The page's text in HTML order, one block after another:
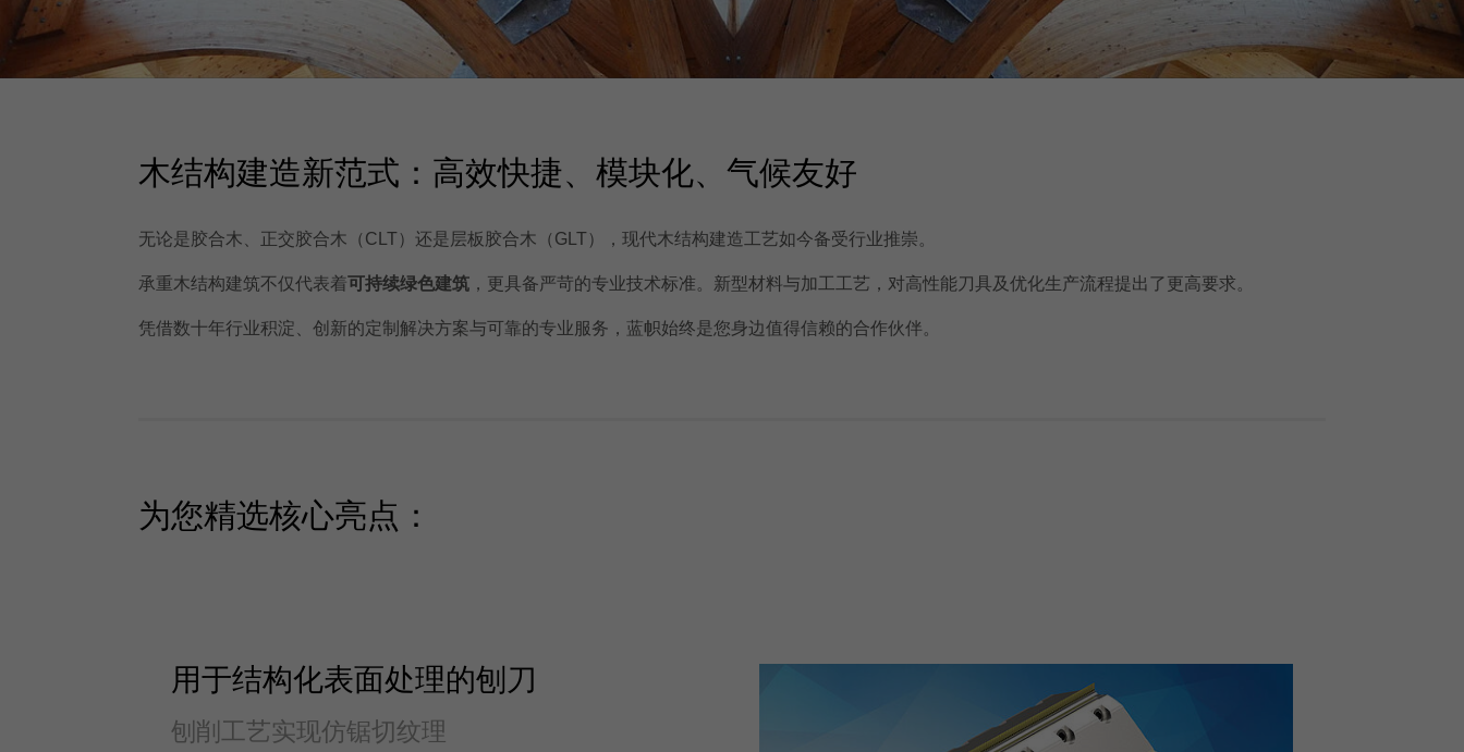
木结构建造新范式：高效快捷、模块化、气候友好
无论是胶合木、正交胶合木（CLT）还是层板胶合木（GLT），现代木结构建造工艺如今备受行业推崇。
承重木结构建筑不仅代表着可持续绿色建筑 ，更具备严苛的专业技术标准。新型材料与加工工艺，对高性能刀具及优化生产流程提出了更高要求。
凭借数十年行业积淀、创新的定制解决方案与可靠的专业服务，蓝帜始终是您身边值得信赖的合作伙伴。
为您精选核心亮点：
用于结构化表面处理的刨刀
刨削工艺实现仿锯切纹理